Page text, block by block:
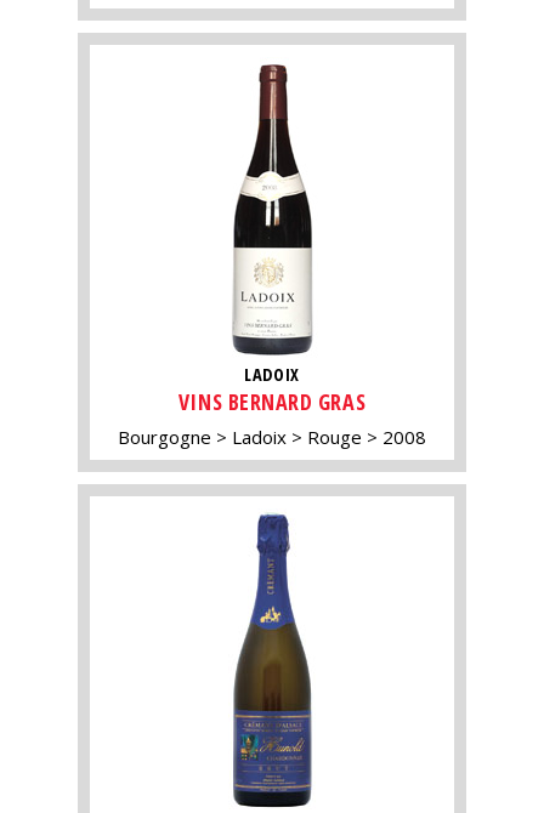
LADOIX
VINS BERNARD GRAS
Bourgogne Ladoix Rouge 2008